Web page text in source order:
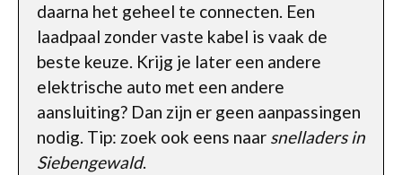
daarna het geheel te connecten. Een
laadpaal zonder vaste kabel is vaak de
beste keuze. Krijg je later een andere
elektrische auto met een andere
aansluiting? Dan zijn er geen aanpassingen
nodig. Tip: zoek ook eens naar snelladers in
Siebengewald.